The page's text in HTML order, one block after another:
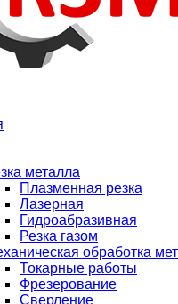
металла
Плазменная резка
Лазерная
Гидроабразивная
Резка газом
обработка
Токарные работы
Фрезерование
Сверление